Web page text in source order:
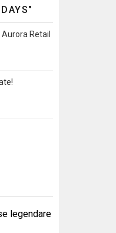
Retail
legendare